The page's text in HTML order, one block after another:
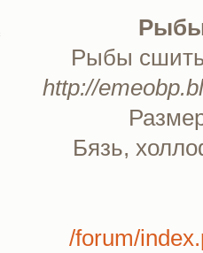
Рыбы сшиты
http://
Бязь,
/forum/